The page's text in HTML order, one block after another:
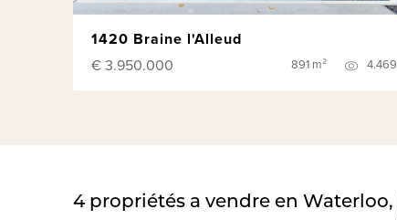
1420 Braine l'Alleud
€ 3.950.000
891 m² 4.469
4propriétés a vendre en Waterloo,